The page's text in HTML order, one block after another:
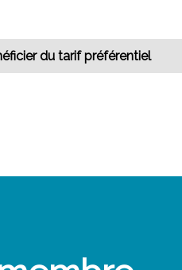
du tarif préférentiel